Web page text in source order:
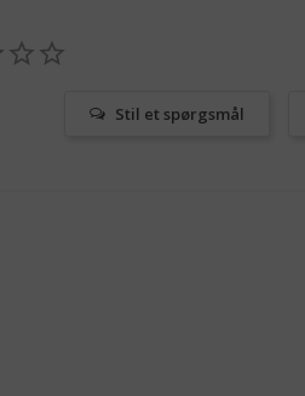
Stil et spørgsmål